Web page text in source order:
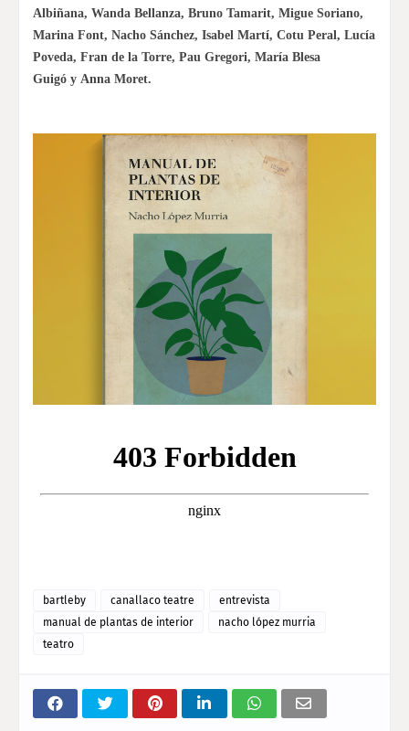
Albiñana, Wanda Bellanza, Bruno Tamarit, Migue Soriano,
Marina Font, Nacho Sánchez, Isabel Martí, Cotu Peral, Lucía
Poveda, Fran de la Torre, Pau Gregori, María Blesa
Guigó y Anna Moret.
bartleby canallaco teatre
entrevista
manual de plantas de interior
nacho lópez murria
teatro